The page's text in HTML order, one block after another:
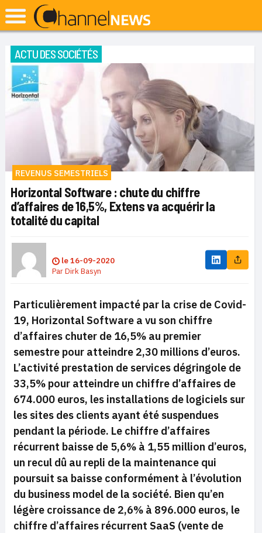
ACTU DES SOCIÉTÉS
REVENUS SEMESTRIELS
Horizontal Software : chute du chiffre
d’affaires de 16,5%, Extens va acquérir la
totalité du capital
le16-09-2020
ParDirk Basyn
Particulièrement impacté par la crise de Covid-
19, Horizontal Software a vu son chiffre
d’affaires chuter de 16,5% au premier
semestre pour atteindre 2,30 millions d’euros.
L’activité prestation de services dégringole de
33,5% pour atteindre un chiffre d’affaires de
674.000 euros, les installations de logiciels sur
les sites des clients ayant été suspendues
pendant la période. Le chiffre d’affaires
récurrent baisse de 5,6% à 1,55 million d’euros,
un recul dû au repli de la maintenance qui
poursuit sa baisse conformément à l’évolution
du business model de la société. Bien qu’en
légère croissance de 2,6% à 896.000 euros, le
chiffre d’affaires récurrent SaaS (vente de